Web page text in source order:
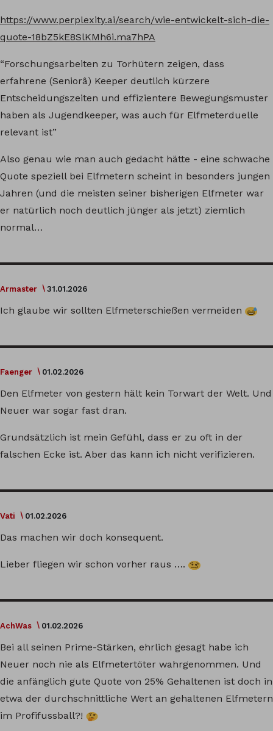
https://www.perplexity.ai/search/wie-entwickelt-sich-die-
quote-18bZ5kE8SlKMh6i.ma7hPA
“Forschungsarbeiten zu Torhütern zeigen, dass
erfahrene (Seniorâ) Keeper deutlich kürzere
Entscheidungszeiten und effizientere Bewegungsmuster
haben als Jugendkeeper, was auch für Elfmeterduelle
relevant ist”
Also genau wie man auch gedacht hätte - eine schwache
Quote speziell bei Elfmetern scheint in besonders jungen
Jahren (und die meisten seiner bisherigen Elfmeter war
er natürlich noch deutlich jünger als jetzt) ziemlich
normal…
Armaster 31.01.2026
Ich glaube wir sollten Elfmeterschießen vermeiden
Faenger 01.02.2026
Den Elfmeter von gestern hält kein Torwart der Welt. Und
Neuer war sogar fast dran.
Grundsätzlich ist mein Gefühl, dass er zu oft in der
falschen Ecke ist. Aber das kann ich nicht verifizieren.
Vati 01.02.2026
Das machen wir doch konsequent.
Lieber fliegen wir schon vorher raus ….
AchWas 01.02.2026
Bei all seinen Prime-Stärken, ehrlich gesagt habe ich
Neuer noch nie als Elfmetertöter wahrgenommen. Und
die anfänglich gute Quote von 25% Gehaltenen ist doch in
etwa der durchschnittliche Wert an gehaltenen Elfmetern
im Profifussball?!